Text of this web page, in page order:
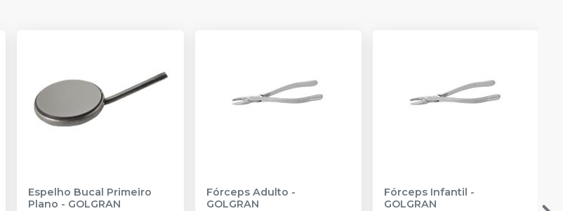
Espelho Bucal Primeiro
Plano - GOLGRAN
Fórceps Adulto -
GOLGRAN
Fórceps Infantil -
GOLGRAN